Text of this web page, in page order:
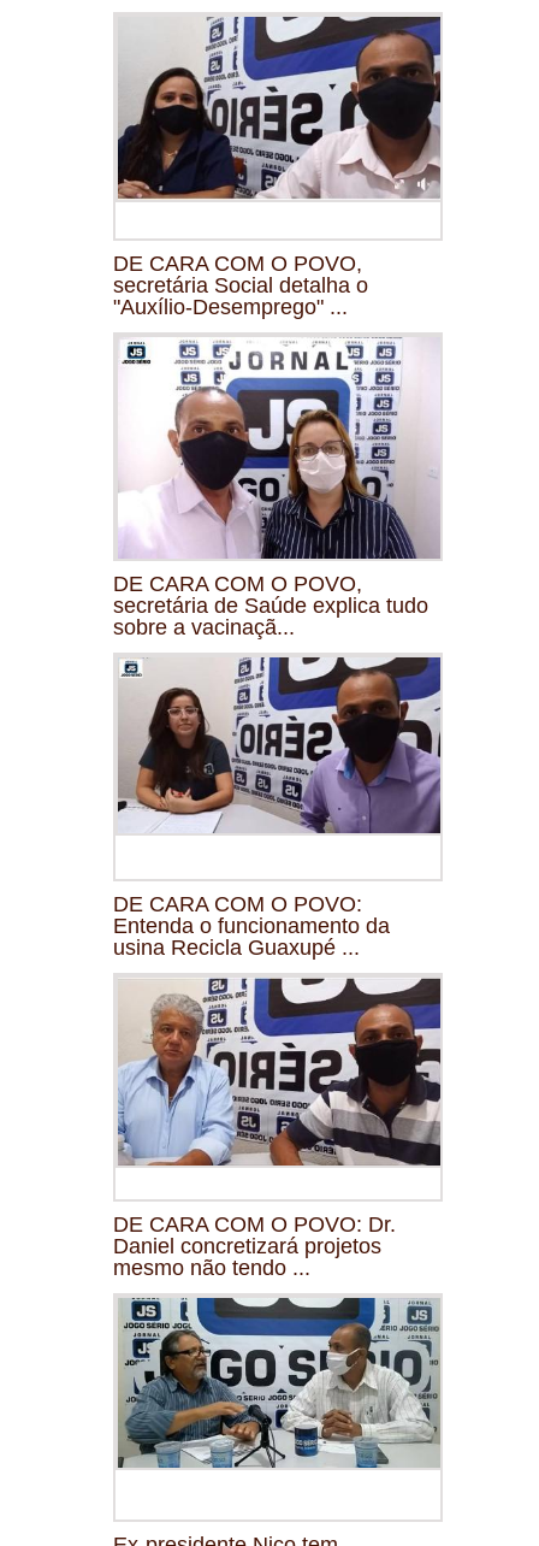
DE CARA COM O POVO,
secretária Social detalha o
"Auxílio-Desemprego" ...
DE CARA COM O POVO,
secretária de Saúde explica tudo
sobre a vacinaçã...
DE CARA COM O POVO:
Entenda o funcionamento da
usina Recicla Guaxupé ...
DE CARA COM O POVO: Dr.
Daniel concretizará projetos
mesmo não tendo ...